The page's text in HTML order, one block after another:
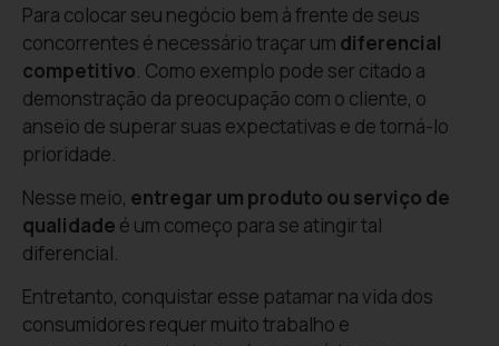
Para colocar seu negócio bem à frente de seus
concorrentes é necessário traçar um diferencial
competitivo . Como exemplo pode ser citado a
demonstração da preocupação com o cliente, o
anseio de superar suas expectativas e de torná-lo
prioridade.
Nesse meio, entregar um produto ou serviço de
qualidade é um começo para se atingir tal
diferencial.
Entretanto, conquistar esse patamar na vida dos
consumidores requer muito trabalho e